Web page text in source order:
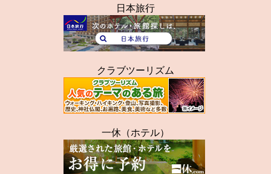
日本旅行
クラブツーリズム
一休（ホテル）